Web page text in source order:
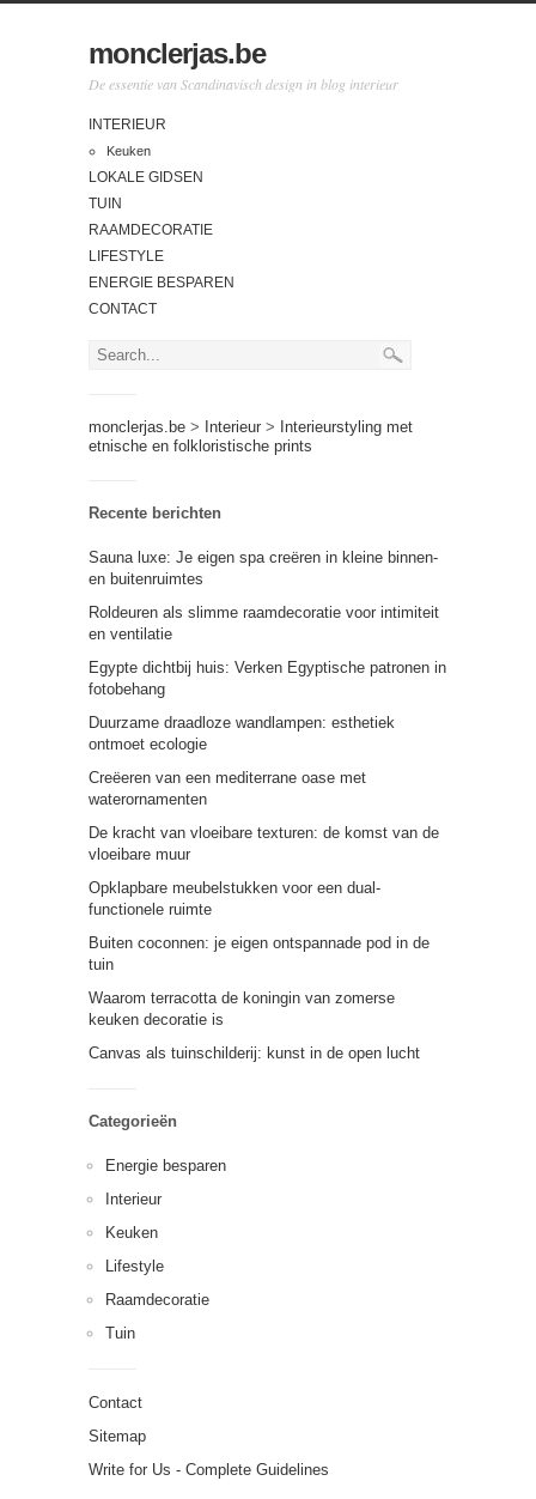
monclerjas.be
De essentie van Scandinavisch design in blog interieur
INTERIEUR
Keuken
LOKALE GIDSEN
TUIN
RAAMDECORATIE
LIFESTYLE
ENERGIE BESPAREN
CONTACT
monclerjas.be > Interieur > Interieurstyling met
etnische en folkloristische prints
Recente berichten
Sauna luxe: Je eigen spa creëren in kleine binnen-
en buitenruimtes
Roldeuren als slimme raamdecoratie voor intimiteit
en ventilatie
Egypte dichtbij huis: Verken Egyptische patronen in
fotobehang
Duurzame draadloze wandlampen: esthetiek
ontmoet ecologie
Creëeren van een mediterrane oase met
waterornamenten
De kracht van vloeibare texturen: de komst van de
vloeibare muur
Opklapbare meubelstukken voor een dual-
functionele ruimte
Buiten coconnen: je eigen ontspannade pod in de
tuin
Waarom terracotta de koningin van zomerse
keuken decoratie is
Canvas als tuinschilderij: kunst in de open lucht
Categorieën
Energie besparen
Interieur
Keuken
Lifestyle
Raamdecoratie
Tuin
Contact
Sitemap
Write for Us - Complete Guidelines